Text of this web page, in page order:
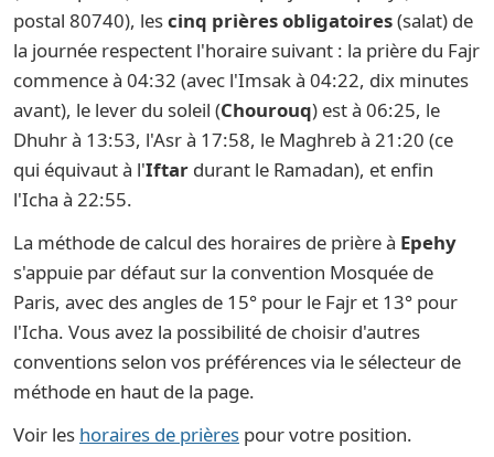
postal 80740), lescinq prières obligatoires(salat) de
la journée respectent l'horaire suivant : la prière du Fajr
commence à 04:32 (avec l'Imsak à 04:22, dix minutes
avant), le lever du soleil (Chourouq) est à 06:25, le
Dhuhr à 13:53, l'Asr à 17:58, le Maghreb à 21:20 (ce
qui équivaut à l'Iftar durant le Ramadan), et enfin
l'Icha à 22:55.
La méthode de calcul des horaires de prière à Epehy
s'appuie par défaut sur la convention Mosquée de
Paris, avec des angles de 15° pour le Fajr et 13° pour
l'Icha. Vous avez la possibilité de choisir d'autres
conventions selon vos préférences via le sélecteur de
méthode en haut de la page.
Voir les horaires de prières pour votre position.